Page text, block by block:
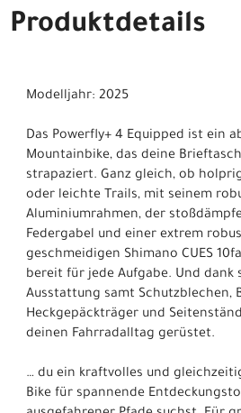
Produktdetails
Modelljahr: 2025
Das Powerfly+ 4 Equipped ist ein
Mountainbike, das deine
strapaziert. Ganz gleich, ob
oder leichte Trails, mit seinem
Aluminiumrahmen, der
Federgabel und einer extrem
geschmeidigen Shimano CUES
bereit für jede Aufgabe. Und dank
Ausstattung samt Schutzblechen,
Heckgepäckträger und
deinen Fahrradalltag gerüstet.
… du ein kraftvolles und
Bike für spannende